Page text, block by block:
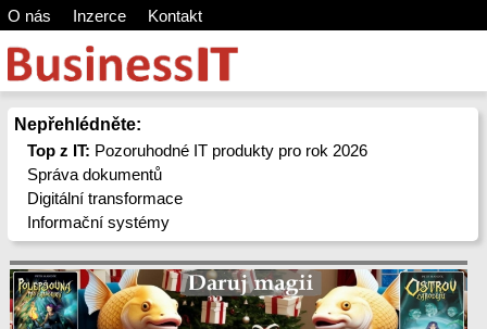
O nás Inzerce Kontakt
Nepřehlédněte:
Top z IT: Pozoruhodné IT produkty pro rok 2026
Správa dokumentů
Digitální transformace
Informační systémy